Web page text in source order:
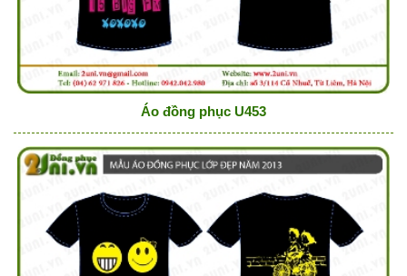
Áo đồng phục U453